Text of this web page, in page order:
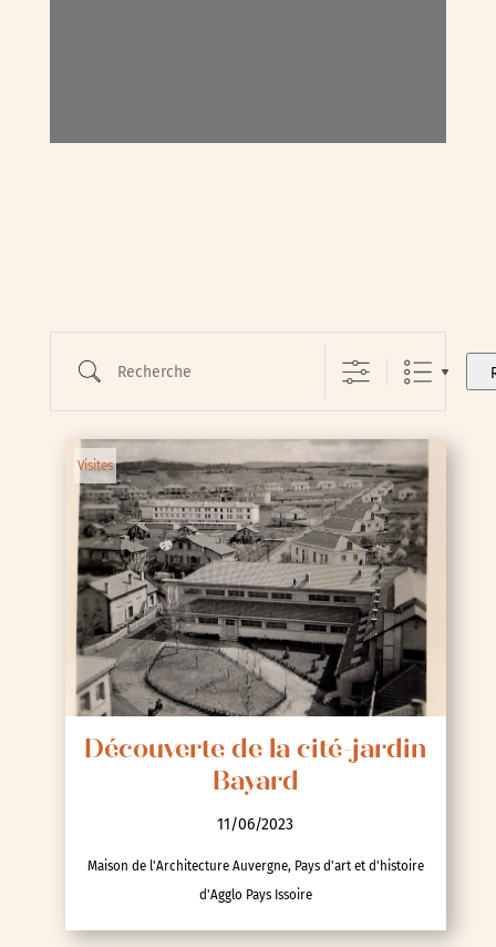
Visites
Découverte de la cité-jardin
Bayard
11/06/2023
Maison de l'Architecture Auvergne, Pays d'art et d'histoire
d'Agglo Pays Issoire